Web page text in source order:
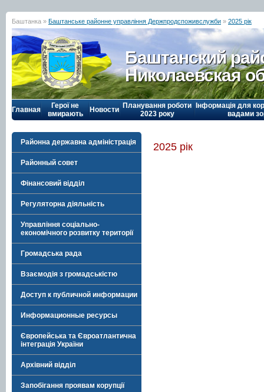
Баштанка » Баштанське районне управління Держпродспоживслужби » 2025 рік
Баштанский
Николаевская
Главная
Герої не
вмирають
Новости Планування роботи
2023 року
Інформація для
вадами
Районна державна адміністрація
Районный совет
Фінансовий відділ
Регуляторна діяльність
Управління соціально-
економічного розвитку території
Громадська рада
Взаємодія з громадськістю
Доступ к публичной информации
Информационные ресурсы
Європейська та Євроатлантична
інтеграція України
Архівний відділ
Запобігання проявам корупції
2025 рік